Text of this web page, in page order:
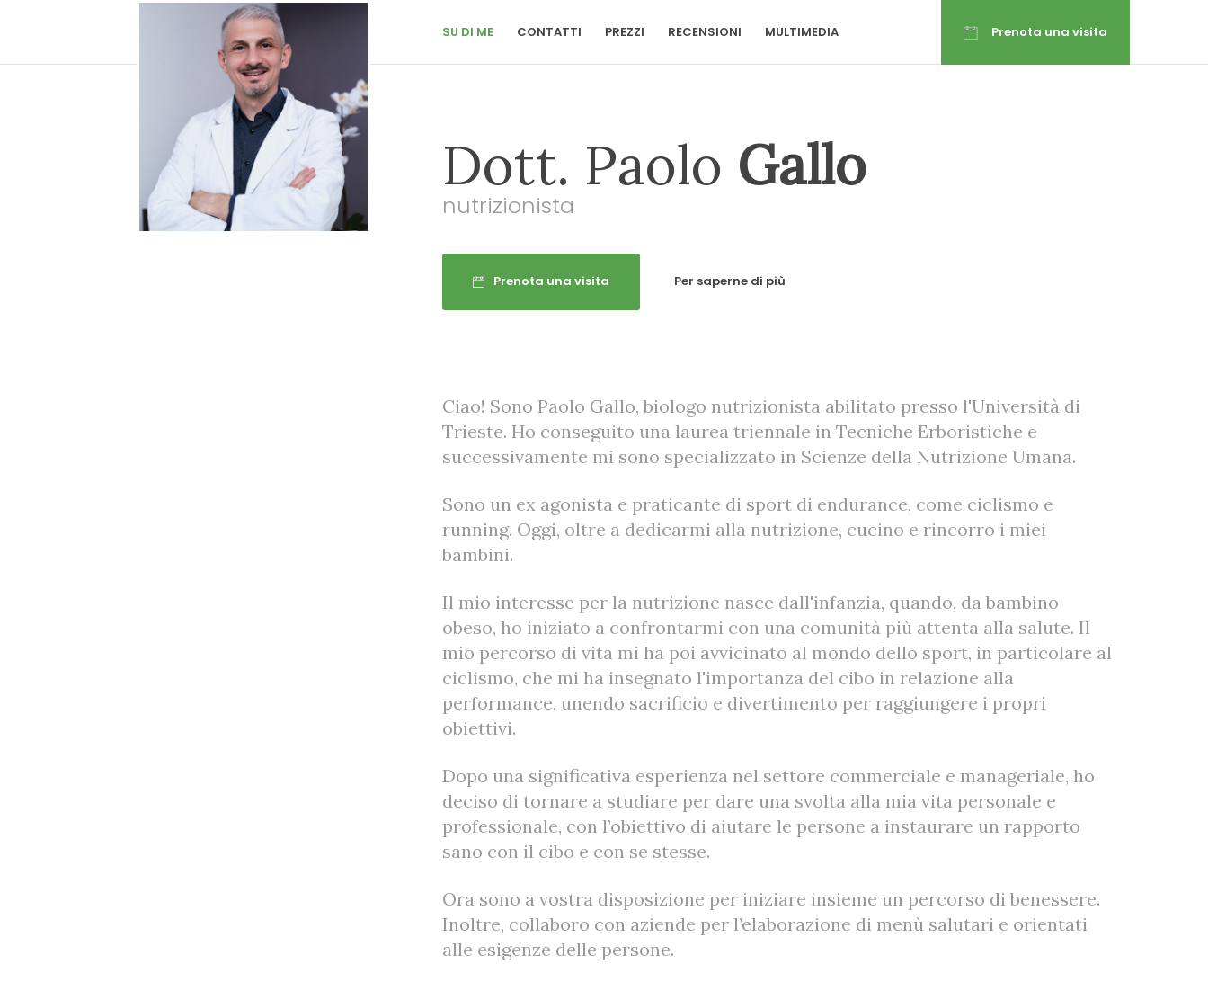
SU DI ME CONTATTI PREZZI RECENSIONI MULTIMEDIA Prenota una visita
Dott. Paolo Gallo
nutrizionista
Prenota una visita Per saperne di più
Ciao! Sono Paolo Gallo, biologo nutrizionista abilitato presso l'Università di
Trieste. Ho conseguito una laurea triennale in Tecniche Erboristiche e
successivamente mi sono specializzato in Scienze della Nutrizione Umana.
Sono un ex agonista e praticante di sport di endurance, come ciclismo e
running. Oggi, oltre a dedicarmi alla nutrizione, cucino e rincorro i miei
bambini.
Il mio interesse per la nutrizione nasce dall'infanzia, quando, da bambino
obeso, ho iniziato a confrontarmi con una comunità più attenta alla salute. Il
mio percorso di vita mi ha poi avvicinato al mondo dello sport, in particolare al
ciclismo, che mi ha insegnato l'importanza del cibo in relazione alla
performance, unendo sacrificio e divertimento per raggiungere i propri
obiettivi.
Dopo una significativa esperienza nel settore commerciale e manageriale, ho
deciso di tornare a studiare per dare una svolta alla mia vita personale e
professionale, con l’obiettivo di aiutare le persone a instaurare un rapporto
sano con il cibo e con se stesse.
Ora sono a vostra disposizione per iniziare insieme un percorso di benessere.
Inoltre, collaboro con aziende per l’elaborazione di menù salutari e orientati
alle esigenze delle persone.